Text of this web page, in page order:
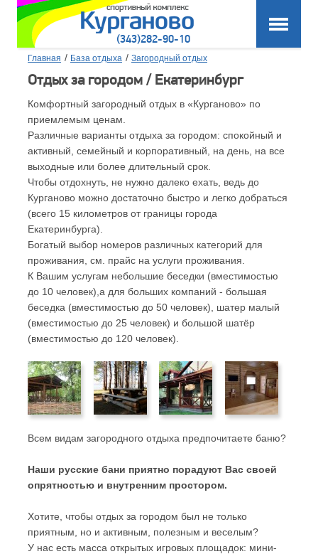
(343)282-90-10
Главная / База отдыха / Загородный отдых
Отдых за городом / Екатеринбург
Комфортный загородный отдых в «Курганово» по
приемлемым ценам.
Различные варианты отдыха за городом: спокойный и
активный, семейный и корпоративный, на день, на все
выходные или более длительный срок.
Чтобы отдохнуть, не нужно далеко ехать, ведь до
Курганово можно достаточно быстро и легко добраться
(всего 15 километров от границы города
Екатеринбурга).
Богатый выбор номеров различных категорий для
проживания, см. прайс на услуги проживания.
К Вашим услугам небольшие беседки (вместимостью
до 10 человек),а для больших компаний - большая
беседка (вместимостью до 50 человек), шатер малый
(вместимостью до 25 человек) и большой шатёр
(вместимостью до 120 человек).
Всем видам загородного отдыха предпочитаете баню?
Наши русские бани приятно порадуют Вас своей
опрятностью и внутренним простором.
Хотите, чтобы отдых за городом был не только
приятным, но и активным, полезным и веселым?
У нас есть масса открытых игровых площадок: мини-